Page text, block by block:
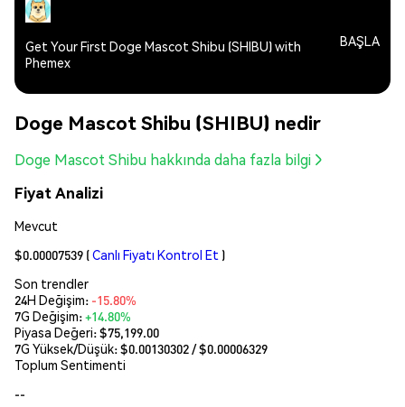
Get Your First Doge Mascot Shibu (SHIBU) with
Phemex
BAŞLA
Doge Mascot Shibu (SHIBU) nedir
Doge Mascot Shibu hakkında daha fazla bilgi
Fiyat Analizi
Mevcut
$0.00007539 (Canlı Fiyatı Kontrol Et )
Son trendler
24H Değişim: -15.80%
7G Değişim:+14.80%
Piyasa Değeri:$75,199.00
7G Yüksek/Düşük: $0.00130302/ $0.00006329
Toplum Sentimenti
--